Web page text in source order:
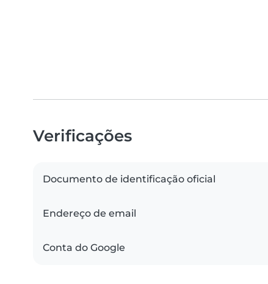
Verificações
Documento de identificação oficial
Endereço de email
Conta do Google